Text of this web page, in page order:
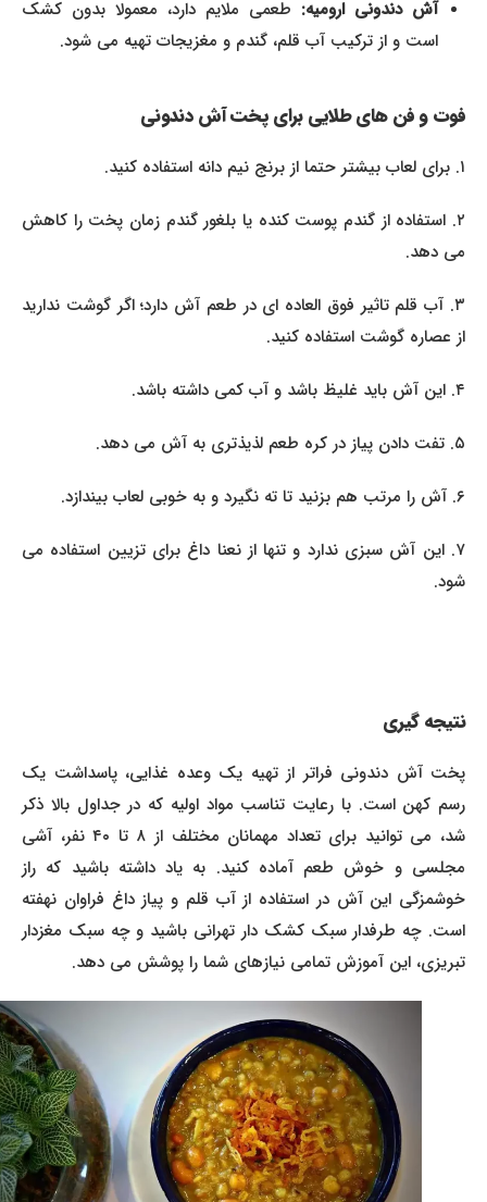
آش دندونی ارومیه:طعمی ملایم دارد، معمولا بدون کشک
است و از ترکیب آب قلم، گندم و مغزیجات تهیه می شود.
فوت و فن های طلایی برای پخت آش دندونی
۲. استفاده از گندم پوست کنده یا بلغور گندم زمان پخت را کاهش
می دهد.
۳. آب قلم تاثیر فوق العاده ای در طعم آش دارد؛ اگر گوشت ندارید
از عصاره گوشت استفاده کنید.
۷. این آش سبزی ندارد و تنها از نعنا داغ برای تزیین استفاده می
شود.
نتیجه گیری
پخت آش دندونی فراتر از تهیه یک وعده غذایی، پاسداشت یک
رسم کهن است. با رعایت تناسب مواد اولیه که در جداول بالا ذکر
شد، می توانید برای تعداد مهمانان مختلف از ۸ تا ۴۰ نفر، آشی
مجلسی و خوش طعم آماده کنید. به یاد داشته باشید که راز
خوشمزگی این آش در استفاده از آب قلم و پیاز داغ فراوان نهفته
است. چه طرفدار سبک کشک دار تهرانی باشید و چه سبک مغزدار
تبریزی، این آموزش تمامی نیازهای شما را پوشش می دهد.